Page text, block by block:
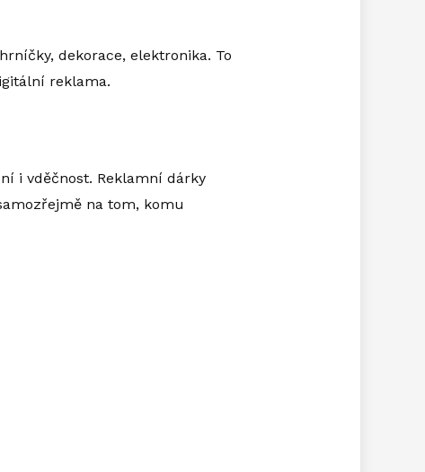
dekorace, elektronika. To
reklama.
i vděčnost. Reklamní dárky
na tom, komu